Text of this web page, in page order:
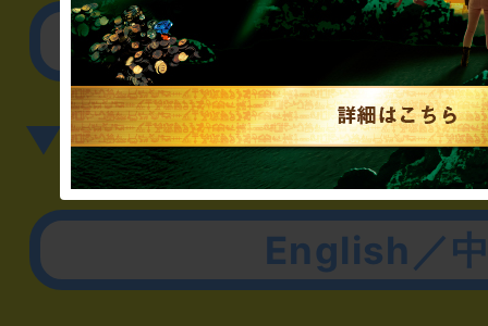
その他のご相談／
▼英語、中国語でのお問
English／